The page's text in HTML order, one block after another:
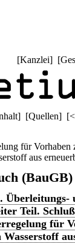
[Kanzlei] [
] [Quellen] [<
für
aus
Überleitungs-
Teil.
für
Wasserstoff